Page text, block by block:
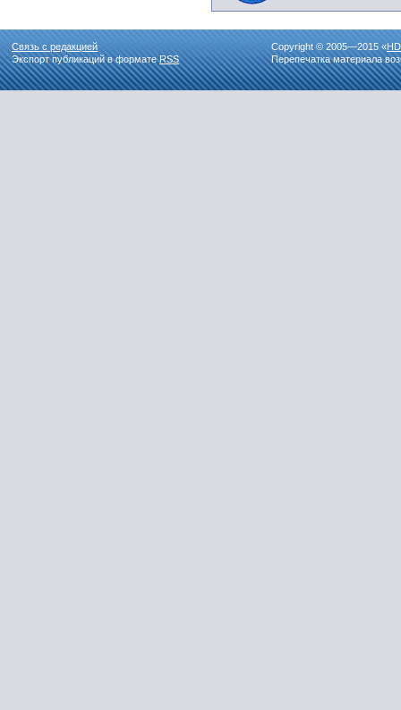
Связь с редакцией
Экспорт публикаций в форматеRSS
Copyright © 2005—2015 «
Перепечатка материала